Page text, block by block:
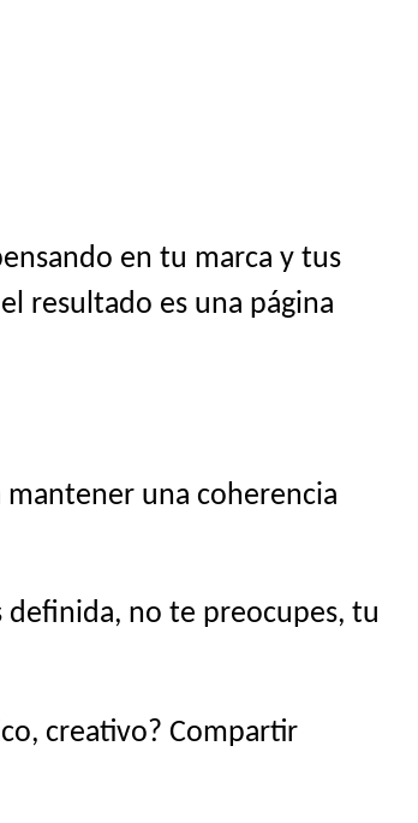
en tu marca y tus
resultado es una página
mantener una coherencia
definida, no te preocupes, tu
creativo? Compartir